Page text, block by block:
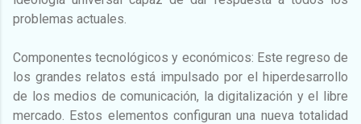
problemas actuales.
Componentes tecnológicos y económicos: Este regreso de
los grandes relatos está impulsado por el hiperdesarrollo
de los medios de comunicación, la digitalización y el libre
mercado. Estos elementos configuran una nueva totalidad